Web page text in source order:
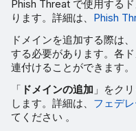
Phish Threat で使用する
ります。詳細は、 Phish
ドメインを追加する際は
する必要があります。各
連付けることができます。
「 ドメインの追加 」をク
します。詳細は、 フェデ
てください 。